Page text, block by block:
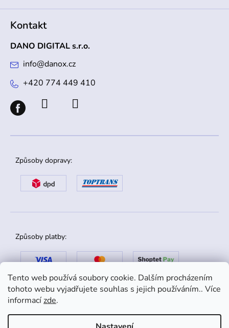
Tento web používá soubory cookie. Dalším procházením
tohoto webu vyjadřujete souhlas s jejich používáním.. Více
informacízde.
Kontakt
DANO DIGITAL s.r.o.
info@danox.cz
+420 774 449 410
Způsoby dopravy:
Způsoby platby: